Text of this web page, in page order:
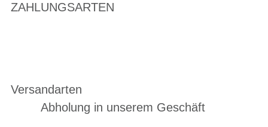
ZAHLUNGSARTEN
Versandarten
Abholung in unserem Geschäft